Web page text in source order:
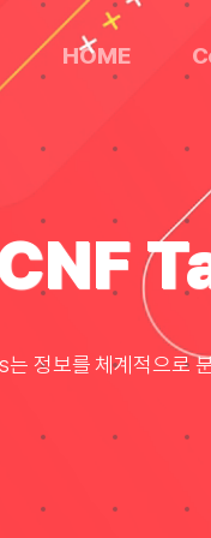
HOME
정보를 체계적으로